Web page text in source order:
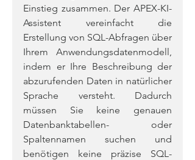
Einstieg zusammen. Der APEX-KI-
Assistent vereinfacht die
Erstellung von SQL-Abfragen über
Ihrem Anwendungsdatenmodell,
indem er Ihre Beschreibung der
abzurufenden Daten in natürlicher
Sprache versteht. Dadurch
müssen Sie keine genauen
Datenbanktabellen- oder
Spaltennamen suchen und
benötigen keine präzise SQL-